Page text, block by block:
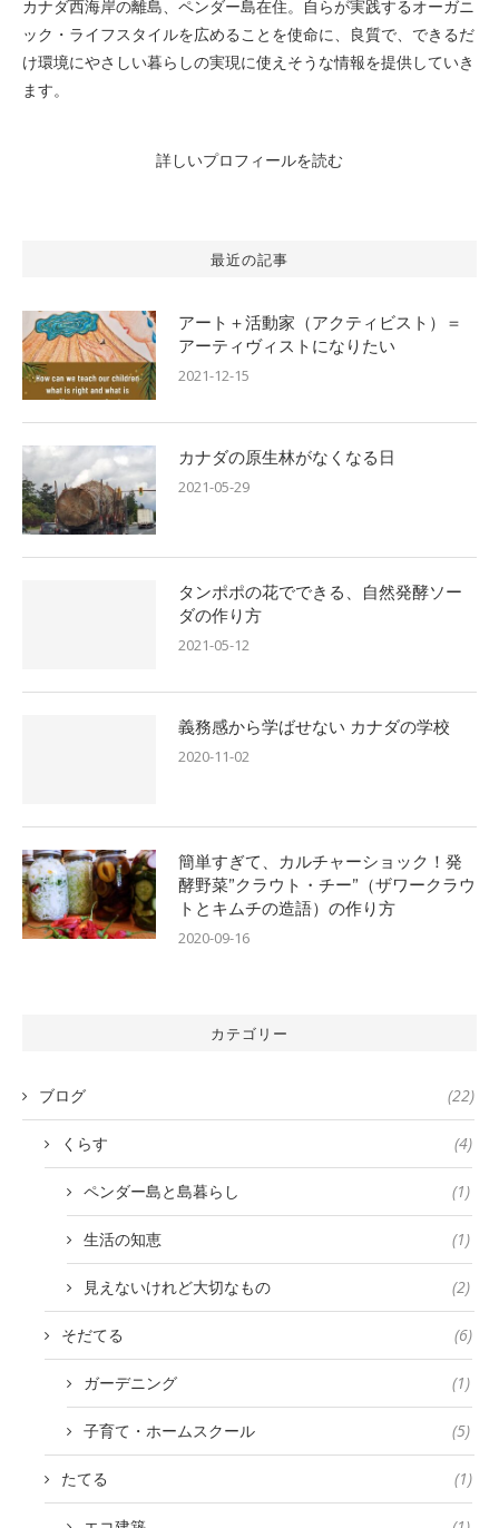
カナダ西海岸の離島、ペンダー島在住。自らが実践するオーガニ
ック・ライフスタイルを広めることを使命に、良質で、できるだ
け環境にやさしい暮らしの実現に使えそうな情報を提供していき
ます。
詳しいプロフィールを読む
最近の記事
アート＋活動家（アクティビスト）＝
アーティヴィストになりたい
2021-12-15
カナダの原生林がなくなる日
2021-05-29
タンポポの花でできる、自然発酵ソー
ダの作り方
2021-05-12
義務感から学ばせない カナダの学校
2020-11-02
簡単すぎて、カルチャーショック！発
酵野菜”クラウト・チー”（ザワークラウ
トとキムチの造語）の作り方
2020-09-16
カテゴリー
ブログ (22)
くらす (4)
ペンダー島と島暮らし (1)
生活の知恵 (1)
見えないけれど大切なもの (2)
そだてる (6)
ガーデニング (1)
子育て・ホームスクール (5)
たてる (1)